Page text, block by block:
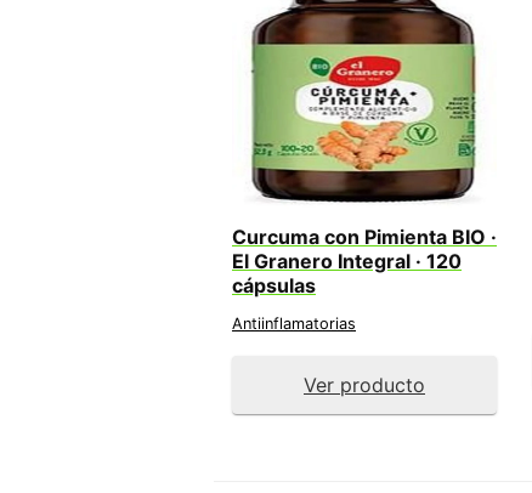
Curcuma con Pimienta BIO ·
El Granero Integral · 120
cápsulas
Antiinflamatorias
Ver producto